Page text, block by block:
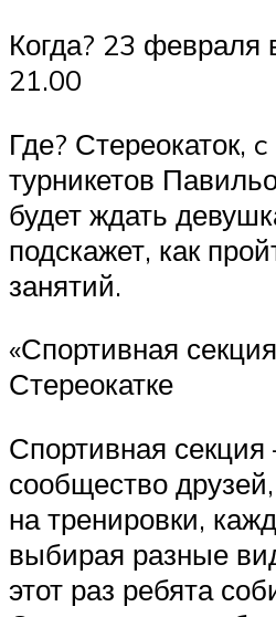
Когда? 23 февраля
21.00
Где? Стереокаток,
турникетов
будет ждать
подскажет, как
занятий.
«Спортивная
Стереокатке
Спортивная
сообщество
на тренировки,
выбирая разные
этот раз ребята